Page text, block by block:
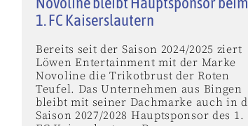
1. FC Kaiserslautern
Bereits seit der Saison 2024/2025 ziert
Löwen Entertainment mit der Marke
Novoline die Trikotbrust der Roten
Teufel. Das Unternehmen aus Bingen
bleibt mit seiner Dachmarke auch in
Saison 2027/2028 Hauptsponsor des 1.